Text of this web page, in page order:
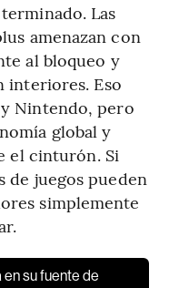
Las
amenazan con
al bloqueo y
interiores. Eso
Nintendo, pero
global y
el cinturón. Si
de juegos pueden
simplemente
en su fuente de